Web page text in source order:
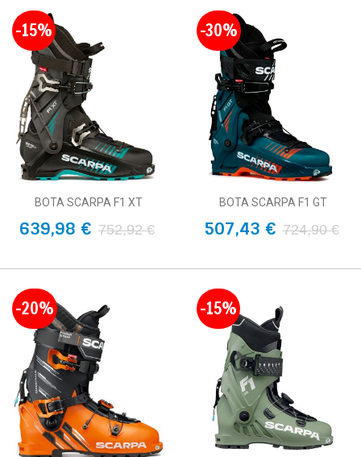
-15%
BOTA SCARPA F1 XT
639,98 € 752,92 €
-30%
BOTA SCARPA F1 GT
507,43 € 724,90 €
-20% -15%